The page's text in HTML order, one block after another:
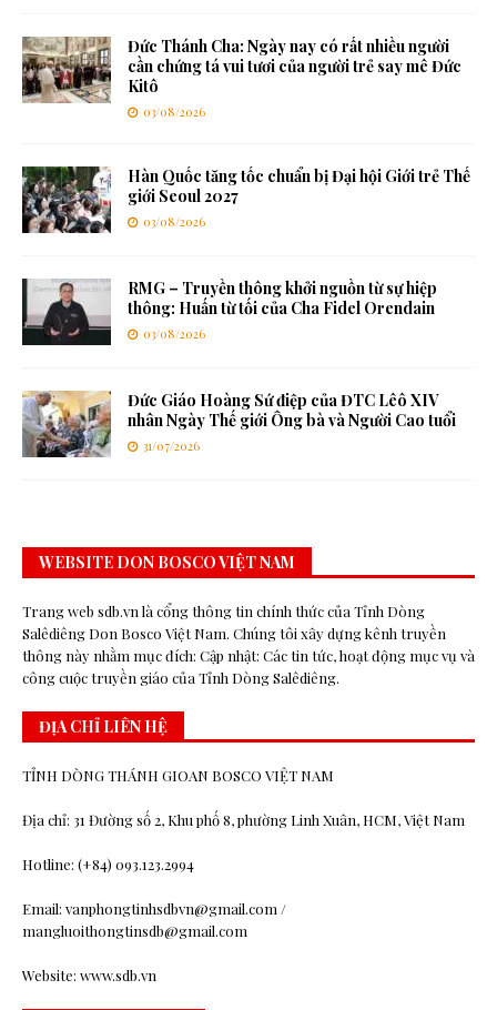
Đức Thánh Cha: Ngày nay có rất nhiều người
cần chứng tá vui tươi của người trẻ say mê Đức
Kitô
03/08/2026
Hàn Quốc tăng tốc chuẩn bị Đại hội Giới trẻ Thế
giới Seoul 2027
03/08/2026
RMG – Truyền thông khởi nguồn từ sự hiệp
thông: Huấn từ tối của Cha Fidel Orendain
03/08/2026
Đức Giáo Hoàng Sứ điệp của ĐTC Lêô XIV
nhân Ngày Thế giới Ông bà và Người Cao tuổi
31/07/2026
WEBSITE DON BOSCO VIỆT NAM
Trang web sdb.vn là cổng thông tin chính thức của Tỉnh Dòng
Salêdiêng Don Bosco Việt Nam. Chúng tôi xây dựng kênh truyền
thông này nhằm mục đích: Cập nhật: Các tin tức, hoạt động mục vụ và
công cuộc truyền giáo của Tỉnh Dòng Salêdiêng.
ĐỊA CHỈ LIÊN HỆ
TỈNH DÒNG THÁNH GIOAN BOSCO VIỆT NAM
Địa chỉ: 31 Đường số 2, Khu phố 8, phường Linh Xuân, HCM, Việt Nam
Hotline: (+84) 093.123.2994
Email: vanphongtinhsdbvn@gmail.com /
mangluoithongtinsdb@gmail.com
Website: www.sdb.vn